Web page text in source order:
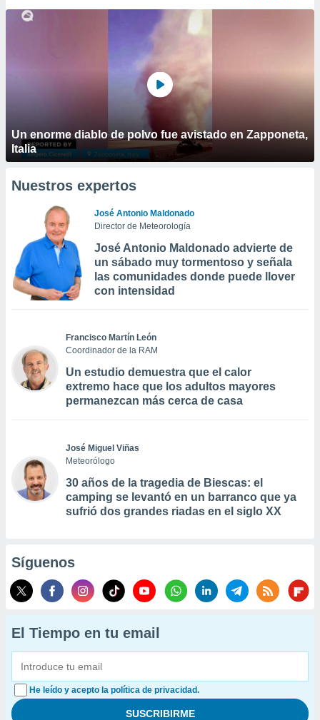
Un enorme diablo de polvo fue avistado en Zapponeta,
Italia
Nuestros expertos
José Antonio Maldonado
Director de Meteorología
José Antonio Maldonado advierte de
un sábado muy tormentoso y señala
las comunidades donde puede llover
con intensidad
Francisco Martín León
Coordinador de la RAM
Un estudio demuestra que el calor
extremo hace que los adultos mayores
permanezcan más cerca de casa
José Miguel Viñas
Meteorólogo
30 años de la tragedia de Biescas: el
camping se levantó en un barranco que ya
sufrió dos grandes riadas en el siglo XX
Síguenos
El Tiempo en tu email
He leído y acepto la política de privacidad.